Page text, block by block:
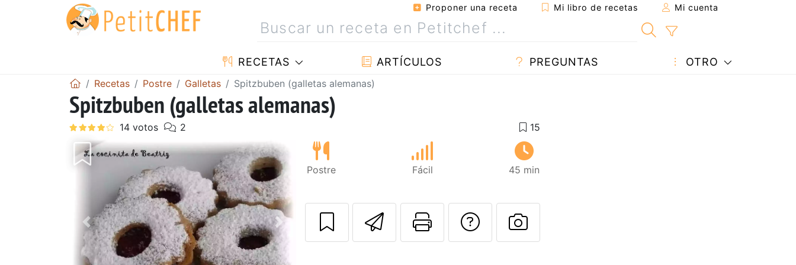
Proponer una receta Mi libro de recetas Mi cuenta
RECETAS ARTÍCULOS PREGUNTAS OTRO
Recetas Postre Galletas Spitzbuben (galletas alemanas)
Spitzbuben (galletas alemanas)
Anterior Siguiente
Postre Fácil 45 min
Enviar esta receta a un amigo
Imprimir esta página
Preguntar al autor
Publicar la foto de esta receta